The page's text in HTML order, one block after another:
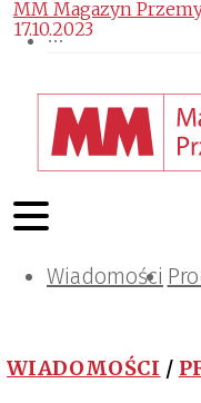
Wiadomości
Projektowanie i
Zarządzanie i IT
Tematy
WIADOMOŚCI /
MM Magazyn
17.10.2023